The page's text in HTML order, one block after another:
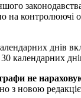
на контролюючі
днів
календарних
не
з новою